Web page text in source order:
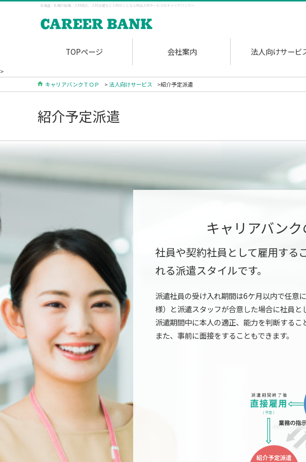
北海道・札幌の転職、人材紹介、人材派遣など人材のことなら総合人材サービスのキャリアバンクへ
TOPページ 会社案内 法人向けサービ
>
キャリアバンクＴＯＰ >法人向けサービス >紹介予定派遣
紹介予定派遣
キャリアバン
社員や契約社員として雇用する
れる派遣スタイルです。
派遣社員の受け入れ期間は6ケ月以内で任意
様）と派遣スタッフが合意した場合に社員と
派遣期間中に本人の適正、能力を判断するこ
また、事前に面接をすることもできます。